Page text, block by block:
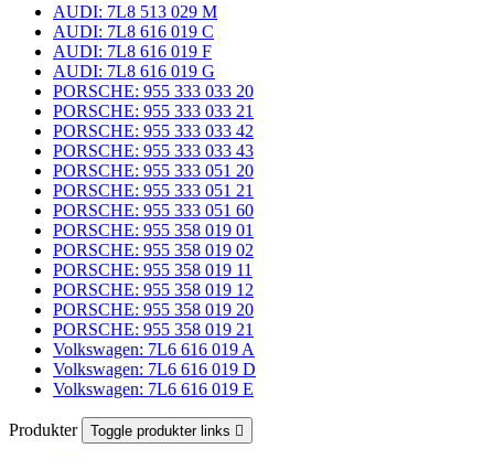
AUDI: 7L8 513 029 M
AUDI: 7L8 616 019 C
AUDI: 7L8 616 019 F
AUDI: 7L8 616 019 G
PORSCHE: 955 333 033 20
PORSCHE: 955 333 033 21
PORSCHE: 955 333 033 42
PORSCHE: 955 333 033 43
PORSCHE: 955 333 051 20
PORSCHE: 955 333 051 21
PORSCHE: 955 333 051 60
PORSCHE: 955 358 019 01
PORSCHE: 955 358 019 02
PORSCHE: 955 358 019 11
PORSCHE: 955 358 019 12
PORSCHE: 955 358 019 20
PORSCHE: 955 358 019 21
Volkswagen: 7L6 616 019 A
Volkswagen: 7L6 616 019 D
Volkswagen: 7L6 616 019 E
Produkter Toggle produkter links 